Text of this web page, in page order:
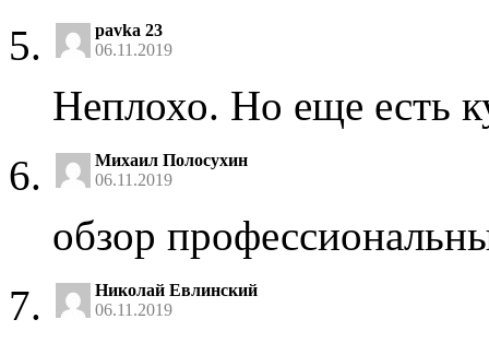
pavka 23
06.11.2019
Неплохо. Но еще есть
Михаил Полосухин
06.11.2019
обзор
Николай Евлинский
06.11.2019